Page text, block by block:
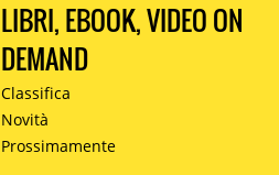
LIBRI, EBOOK, VIDEO ON
DEMAND
Classifica
Novità
Prossimamente